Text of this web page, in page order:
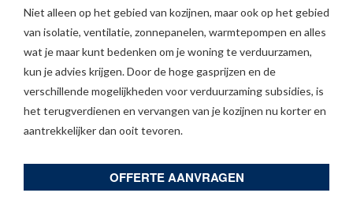
Niet alleen op het gebied van kozijnen, maar ook op het gebied
van isolatie, ventilatie, zonnepanelen, warmtepompen en alles
wat je maar kunt bedenken om je woning te verduurzamen,
kun je advies krijgen. Door de hoge gasprijzen en de
verschillende mogelijkheden voor verduurzaming subsidies, is
het terugverdienen en vervangen van je kozijnen nu korter en
aantrekkelijker dan ooit tevoren.
OFFERTE AANVRAGEN